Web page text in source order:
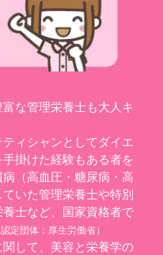
な管理栄養士も大人キ
ィシャンとしてダイエ
掛けた経験もある者を
（高血圧・糖尿病・高
いた管理栄養士や特別
士など、国家資格者で
認定団体： 厚生労働省）
して、美容と栄養学の